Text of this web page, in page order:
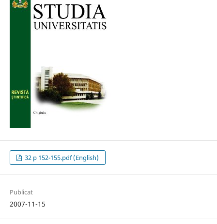
32 p 152-155.pdf (English)
Publicat
2007-11-15